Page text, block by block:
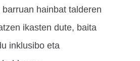
hainbat talderen
ikasten dute, baita
inklusibo eta